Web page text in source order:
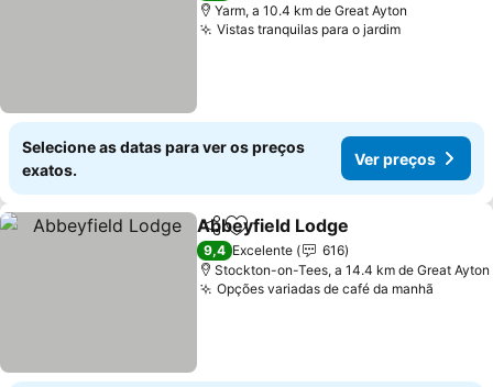
Yarm, a 10.4 km de Great Ayton
Vistas tranquilas para o jardim
Selecione as datas para ver os preços
exatos.
Ver preços
PartilharAdicionar aos favoritos
Abbeyfield Lodge
9,4 Excelente
616
Stockton-on-Tees, a 14.4 km de Great Ayton
Opções variadas de café da manhã